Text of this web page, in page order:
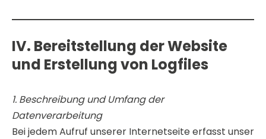
IV. Bereitstellung der Website
und Erstellung von Logfiles
1. Beschreibung und Umfang der
Datenverarbeitung
Bei jedem Aufruf unserer Internetseite erfasst unser